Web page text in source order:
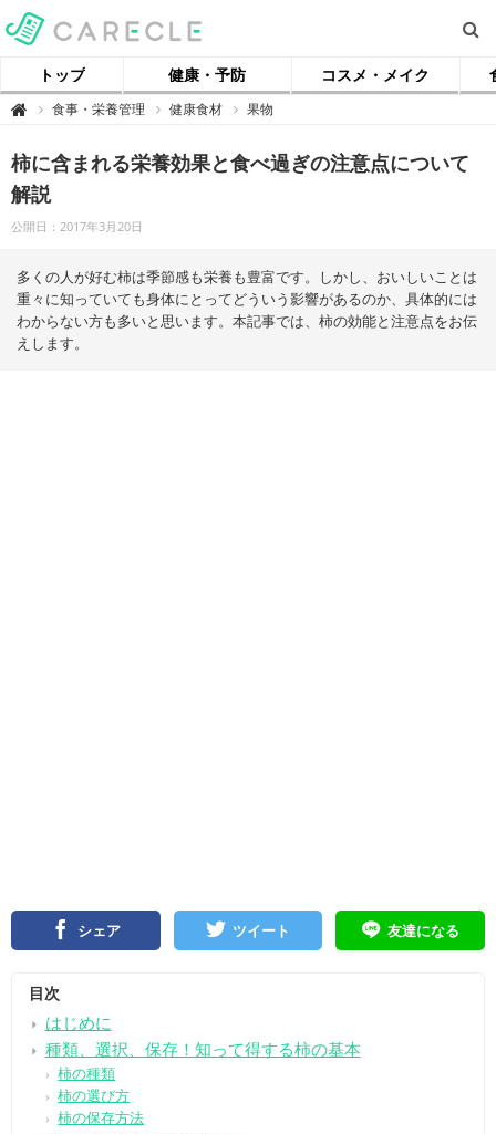
トップ 健康・予防 コスメ・メイク
 【
ル
】
食事・栄養管理 健康食材 果物
柿に含まれる栄養効果と食べ過ぎの注意点について
解説
公開日：2017年3月20日
多くの人が好む柿は季節感も栄養も豊富です。しかし、おいしいことは
重々に知っていても身体にとってどういう影響があるのか、具体的には
わからない方も多いと思います。本記事では、柿の効能と注意点をお伝
えします。
シェア ツイート 友達になる
目次
はじめに
種類、選択、保存！知って得する柿の基本
柿の種類
柿の選び方
柿の保存方法